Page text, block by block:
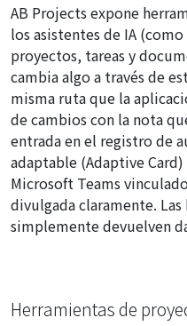
AB Projects expone
los asistentes de IA
proyectos, tareas y
cambia algo a través de
misma ruta que la
de cambios con la nota
entrada en el registro de
adaptable (Adaptive
Microsoft Teams
divulgada claramente.
simplemente devuelven
Herramientas de